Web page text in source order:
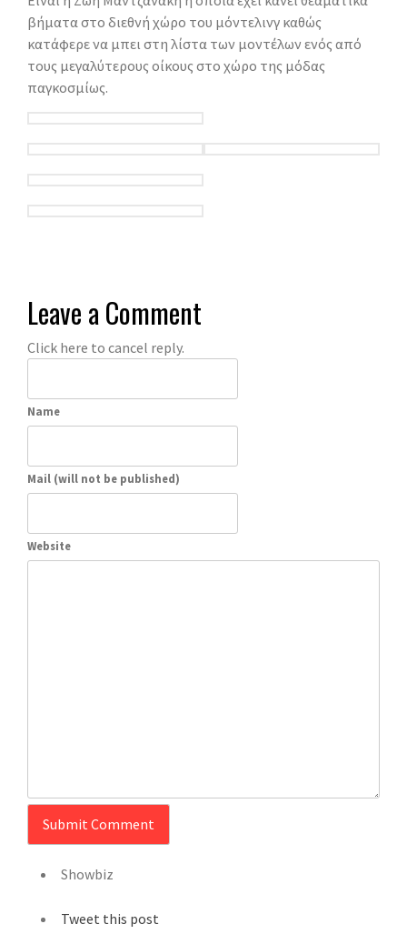
βήματα στο διεθνή χώρο του μόντελινγ καθώς
κατάφερε να μπει στη λίστα των μοντέλων ενός από
τους μεγαλύτερους οίκους στο χώρο της μόδας
παγκοσμίως.
Leave a Comment
Click here to cancel reply.
Name
Mail (will not be published)
Website
Showbiz
Tweet this post